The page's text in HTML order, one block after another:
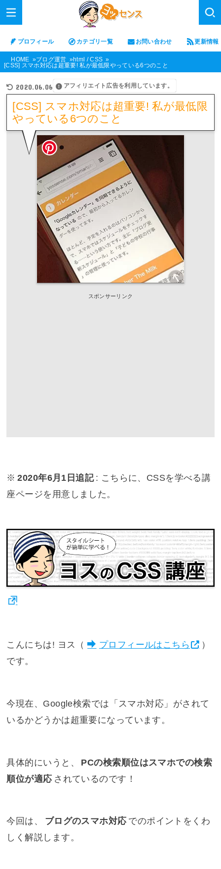
プロフィール カテゴリ一覧 お問い合わせ 更新情報
HOME ブログ運営
html / CSS
[CSS] スマホ対応は超重要! 私が最低限やっている6つのこと
2020.06.06 アフィリエイト広告を利用しています。
[CSS] スマホ対応は超重要! 私が最低限
やっている6つのこと
スポンサーリンク
※ 2020年6月1日追記 : こちらに、CSSを学べる講
座ページを用意しました。
こんにちは! ヨス（ プロフィールはこちら
）
です。
今現在、Google検索では「スマホ対応」がされて
いるかどうかは超重要になっています。
具体的にいうと、
PCの検索順位はスマホでの検索
順位が適応 されているのです！
今回は、 ブログのスマホ対応 でのポイントをくわ
しく解説します。